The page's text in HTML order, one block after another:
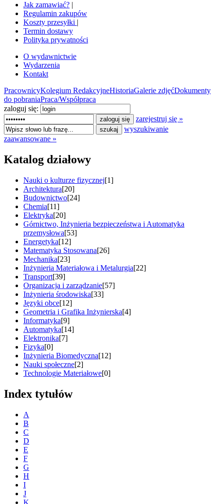
Jak zamawiać? |
Regulamin zakupów
Koszty przesyłki |
Termin dostawy
Polityka prywatności
O wydawnictwie
Wydarzenia
Kontakt
PracownicyKolegium RedakcyjneHistoriaGalerie zdjęćDokumenty
do pobraniaPraca/Współpraca
zaloguj się:
zarejestruj się »
wyszukiwanie
zaawansowane »
Katalog działowy
Nauki o kulturze fizycznej[1]
Architektura[20]
Budownictwo[24]
Chemia[11]
Elektryka[20]
Górnictwo, Inżynieria bezpieczeństwa i Automatyka
przemysłowa[53]
Energetyka[12]
Matematyka Stosowana[26]
Mechanika[23]
Inżynieria Materiałowa i Metalurgia[22]
Transport[39]
Organizacja i zarządzanie[57]
Inżynieria środowiska[33]
Języki obce[12]
Geometria i Grafika Inżynierska[4]
Informatyka[9]
Automatyka[14]
Elektronika[7]
Fizyka[0]
Inżynieria Biomedyczna[12]
Nauki społeczne[2]
Technologie Materiałowe[0]
Index tytułów
A
B
C
D
E
F
G
H
I
J
K